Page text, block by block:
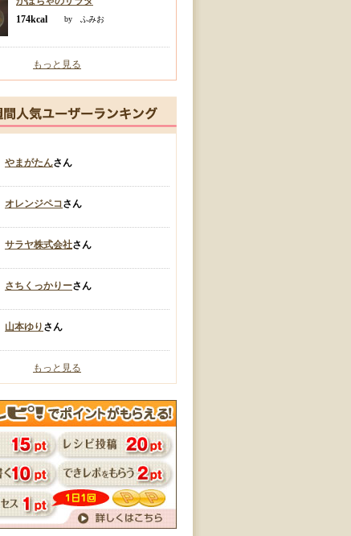
174kcal
by ふみお
もっと見る
やまがたんさん
オレンジペコさん
サラヤ株式会社さん
さちくっかりーさん
山本ゆり さん
もっと見る